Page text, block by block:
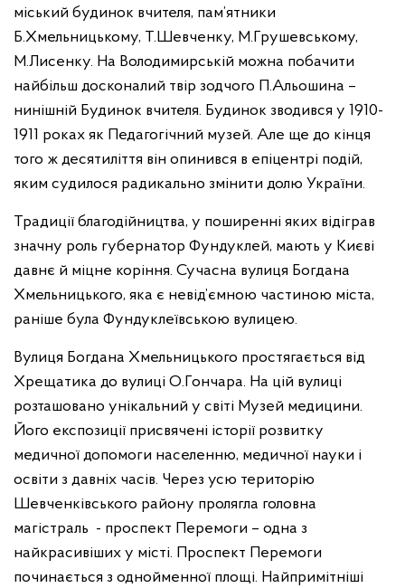
міський будинок вчителя, пам’ятники
Б.Хмельницькому, Т.Шевченку, М.Грушевському,
М.Лисенку. На Володимирській можна побачити
найбільш досконалий твір зодчого П.Альошина –
нинішній Будинок вчителя. Будинок зводився у 1910-
1911 роках як Педагогічний музей. Але ще до кінця
того ж десятиліття він опинився в епіцентрі подій,
яким судилося радикально змінити долю України.
Традиції благодійництва, у поширенні яких відіграв
значну роль губернатор Фундуклей, мають у Києві
давнє й міцне коріння. Сучасна вулиця Богдана
Хмельницького, яка є невід’ємною частиною міста,
раніше була Фундуклеївською вулицею.
Вулиця Богдана Хмельницького простягається від
Хрещатика до вулиці О.Гончара. На цій вулиці
розташовано унікальний у світі Музей медицини.
Його експозиції присвячені історії розвитку
медичної допомоги населенню, медичної науки і
освіти з давніх часів. Через усю територію
Шевченківського району пролягла головна
магістраль - проспект Перемоги – одна з
найкрасивіших у місті. Проспект Перемоги
починається з однойменної площі. Найпримітніші